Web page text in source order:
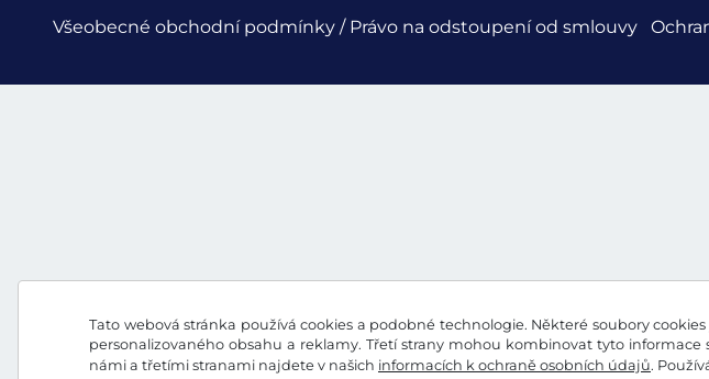
Tato webová stránka používá cookies a podobné technologie. Některé soubory
personalizovaného obsahu a reklamy. Třetí strany mohou kombinovat tyto
námi a třetími stranami najdete v našich informacích k ochraně osobních údajů.
Všeobecné obchodní podmínky / Právo na odstoupení od smlouvy